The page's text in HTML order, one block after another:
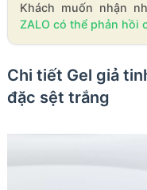
Khách muốn nhận
ZALO có thể phản hồi
Chi tiết Gel giả
đặc sệt trắng